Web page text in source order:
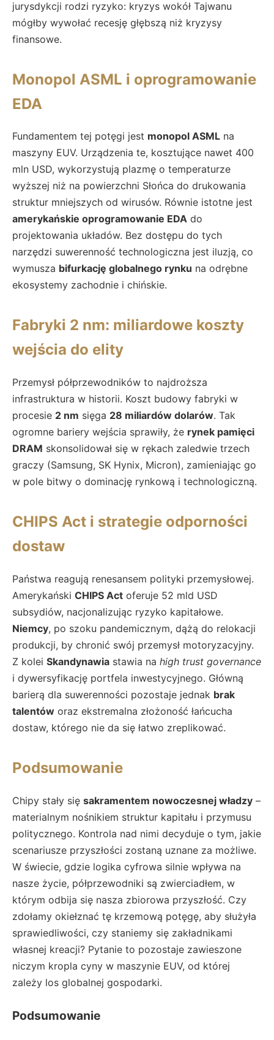
jurysdykcji rodzi ryzyko: kryzys wokół Tajwanu
mógłby wywołać recesję głębszą niż kryzysy
finansowe.
Monopol ASML i oprogramowanie
EDA
Fundamentem tej potęgi jest monopol ASML na
maszyny EUV. Urządzenia te, kosztujące nawet 400
mln USD, wykorzystują plazmę o temperaturze
wyższej niż na powierzchni Słońca do drukowania
struktur mniejszych od wirusów. Równie istotne jest
amerykańskie oprogramowanie EDA do
projektowania układów. Bez dostępu do tych
narzędzi suwerenność technologiczna jest iluzją, co
wymusza bifurkację globalnego rynku na odrębne
ekosystemy zachodnie i chińskie.
Fabryki 2 nm: miliardowe koszty
wejścia do elity
Przemysł półprzewodników to najdroższa
infrastruktura w historii. Koszt budowy fabryki w
procesie 2 nm sięga 28 miliardów dolarów. Tak
ogromne bariery wejścia sprawiły, że rynek pamięci
DRAM skonsolidował się w rękach zaledwie trzech
graczy (Samsung, SK Hynix, Micron), zamieniając go
w pole bitwy o dominację rynkową i technologiczną.
CHIPS Act i strategie odporności
dostaw
Państwa reagują renesansem polityki przemysłowej.
Amerykański CHIPS Act oferuje 52 mld USD
subsydiów, nacjonalizując ryzyko kapitałowe.
Niemcy, po szoku pandemicznym, dążą do relokacji
produkcji, by chronić swój przemysł motoryzacyjny.
Z kolei Skandynawia stawia na high trust governance
i dywersyfikację portfela inwestycyjnego. Główną
barierą dla suwerenności pozostaje jednak brak
talentów oraz ekstremalna złożoność łańcucha
dostaw, którego nie da się łatwo zreplikować.
Podsumowanie
Chipy stały się sakramentem nowoczesnej władzy –
materialnym nośnikiem struktur kapitału i przymusu
politycznego. Kontrola nad nimi decyduje o tym, jakie
scenariusze przyszłości zostaną uznane za możliwe.
W świecie, gdzie logika cyfrowa silnie wpływa na
nasze życie, półprzewodniki są zwierciadłem, w
którym odbija się nasza zbiorowa przyszłość. Czy
zdołamy okiełznać tę krzemową potęgę, aby służyła
sprawiedliwości, czy staniemy się zakładnikami
własnej kreacji? Pytanie to pozostaje zawieszone
niczym kropla cyny w maszynie EUV, od której
zależy los globalnej gospodarki.
Podsumowanie